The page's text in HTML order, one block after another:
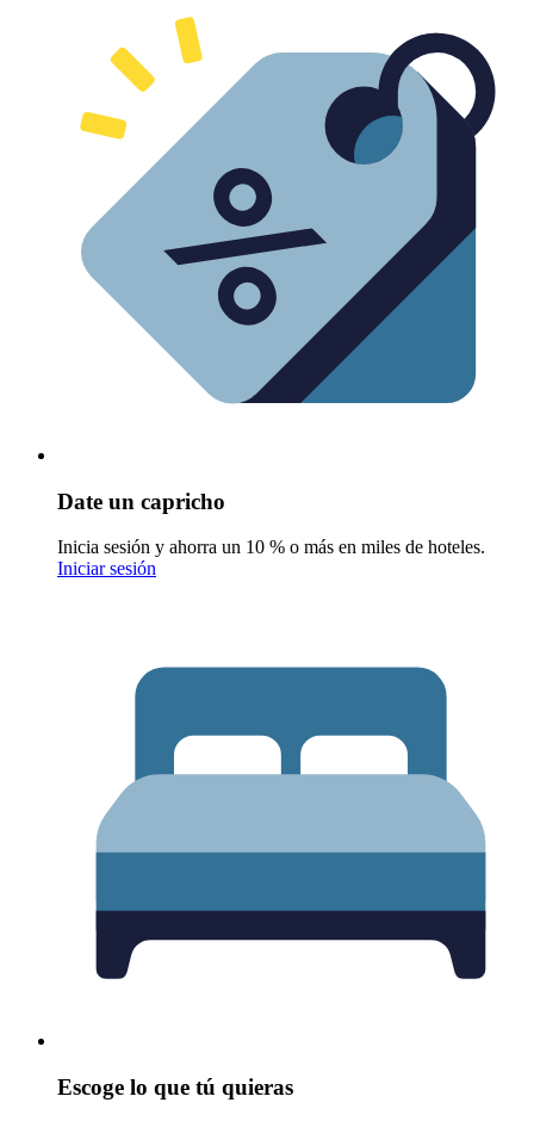
Date un capricho
Inicia sesión y ahorra un 10 % o más en miles de hoteles.
Iniciar sesión
Escoge lo que tú quieras